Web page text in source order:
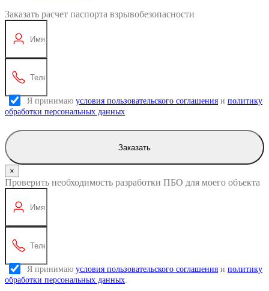
Заказать расчет паспорта взрывобезопасности
Я принимаю условия пользовательского соглашения и политику
обработки персональных данных.
Заказать
×
Проверить необходимость разработки ПБО для моего объекта
Я принимаю условия пользовательского соглашения и политику
обработки персональных данных.